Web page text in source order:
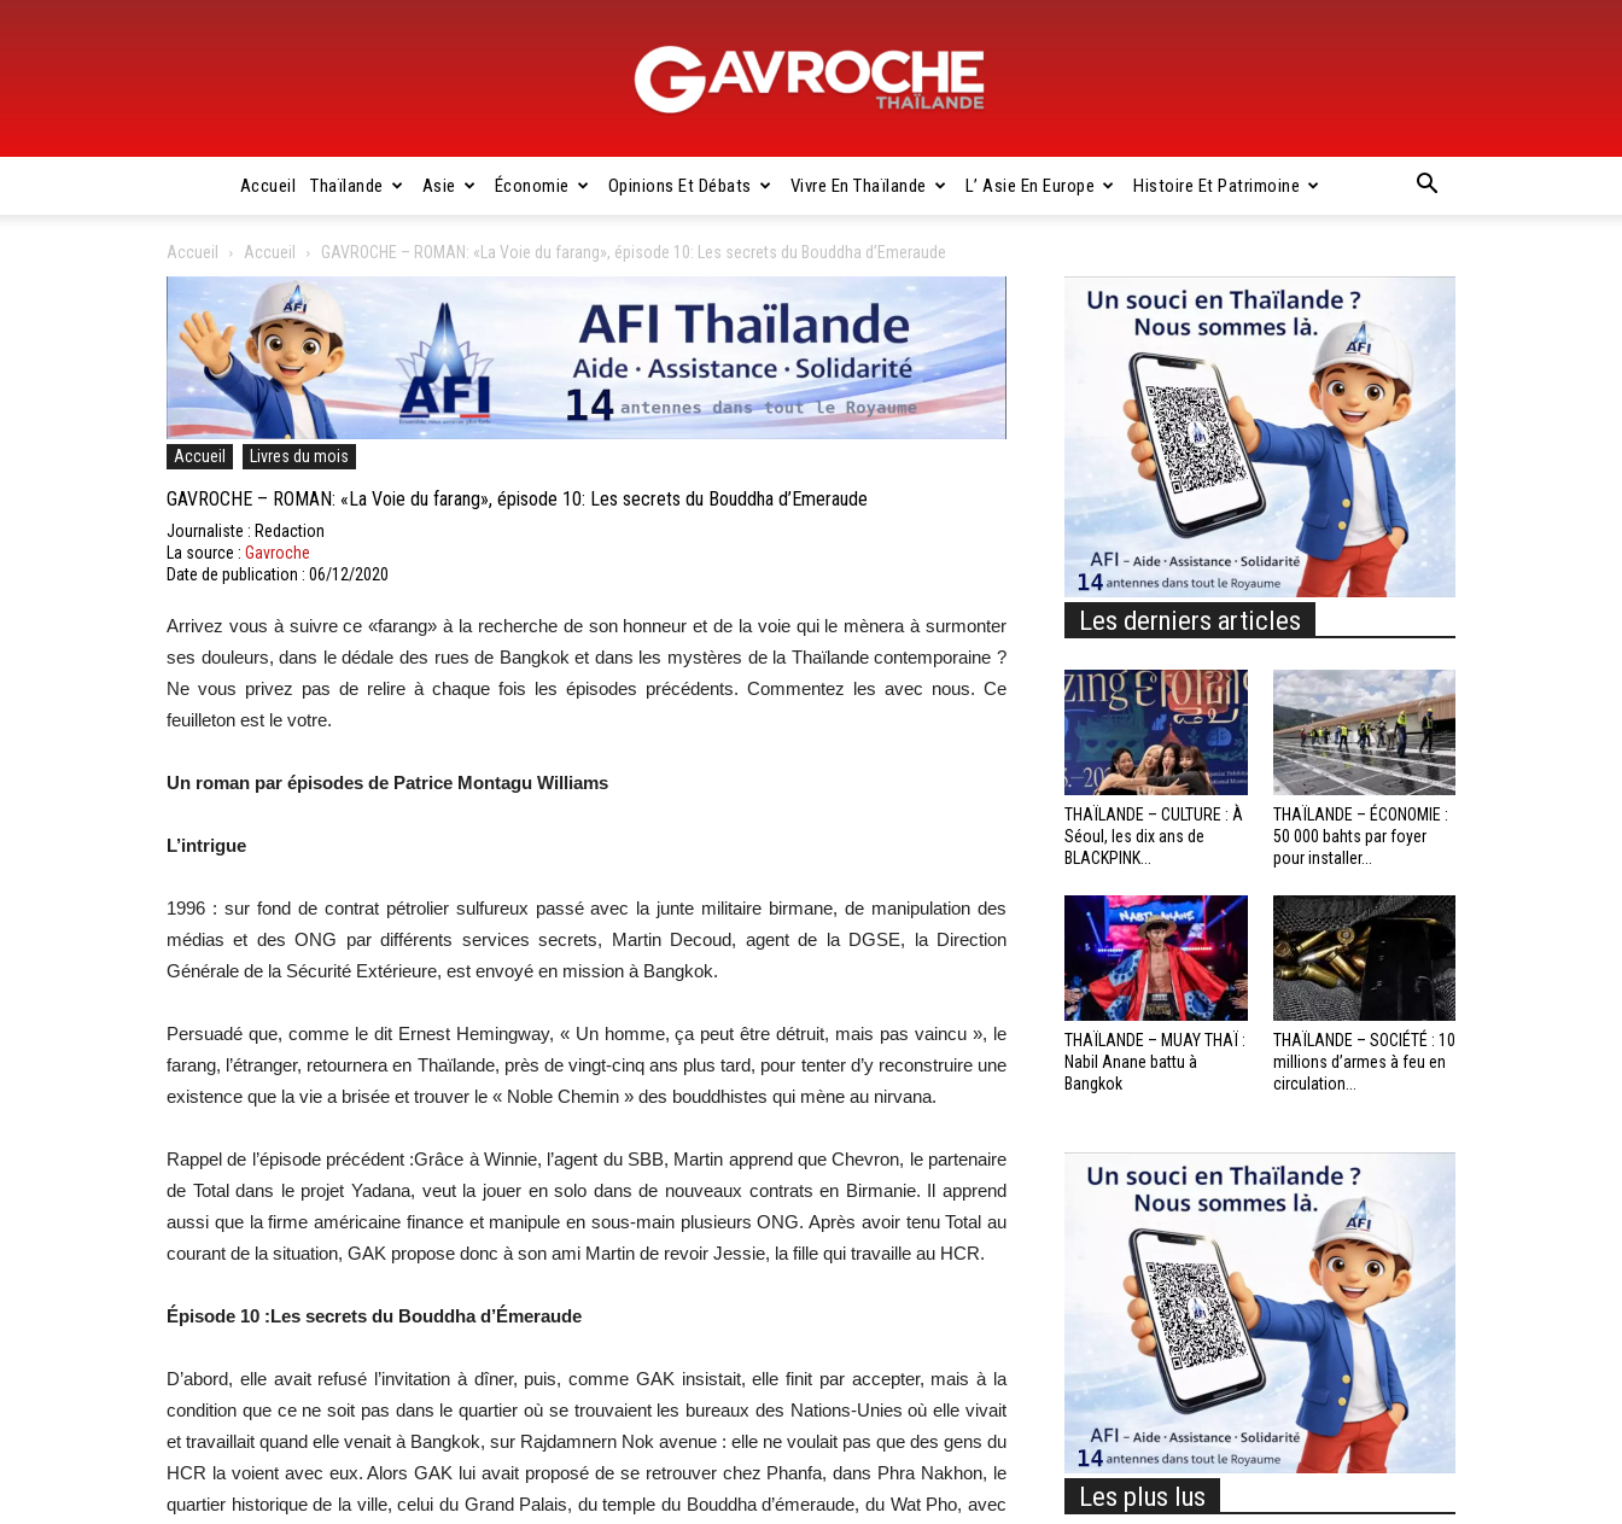
Gavroche
Thaïlande
Accueil Thaïlande Asie Économie Opinions Et Débats Vivre En Thaïlande L’ Asie En Europe Histoire Et Patrimoine
Accueil Accueil GAVROCHE – ROMAN: «La Voie du farang», épisode 10: Les secrets du Bouddha d’Emeraude
Accueil Livres du mois
GAVROCHE – ROMAN: «La Voie du farang», épisode 10: Les secrets du Bouddha d’Emeraude
Journaliste : Redaction
La source : Gavroche
Date de publication : 06/12/2020
Arrivez vous à suivre ce «farang» à la recherche de son honneur et de la voie qui le mènera à surmonter
ses douleurs, dans le dédale des rues de Bangkok et dans les mystères de la Thaïlande contemporaine ?
Ne vous privez pas de relire à chaque fois les épisodes précédents. Commentez les avec nous. Ce
feuilleton est le votre.
Un roman par épisodes de Patrice Montagu Williams
L’intrigue
1996 : sur fond de contrat pétrolier sulfureux passé avec la junte militaire birmane, de manipulation des
médias et des ONG par différents services secrets, Martin Decoud, agent de la DGSE, la Direction
Générale de la Sécurité Extérieure, est envoyé en mission à Bangkok.
Persuadé que, comme le dit Ernest Hemingway, « Un homme, ça peut être détruit, mais pas vaincu », le
farang, l’étranger, retournera en Thaïlande, près de vingt-cinq ans plus tard, pour tenter d’y reconstruire une
existence que la vie a brisée et trouver le « Noble Chemin » des bouddhistes qui mène au nirvana.
Rappel de l’épisode précédent :Grâce à Winnie, l’agent du SBB, Martin apprend que Chevron, le partenaire
de Total dans le projet Yadana, veut la jouer en solo dans de nouveaux contrats en Birmanie. Il apprend
aussi que la firme américaine finance et manipule en sous-main plusieurs ONG. Après avoir tenu Total au
courant de la situation, GAK propose donc à son ami Martin de revoir Jessie, la fille qui travaille au HCR.
Épisode 10 :Les secrets du Bouddha d’Émeraude
D’abord, elle avait refusé l’invitation à dîner, puis, comme GAK insistait, elle finit par accepter, mais à la
condition que ce ne soit pas dans le quartier où se trouvaient les bureaux des Nations-Unies où elle vivait
et travaillait quand elle venait à Bangkok, sur Rajdamnern Nok avenue : elle ne voulait pas que des gens du
HCR la voient avec eux. Alors GAK lui avait proposé de se retrouver chez Phanfa, dans Phra Nakhon, le
quartier historique de la ville, celui du Grand Palais, du temple du Bouddha d’émeraude, du Wat Pho, avec
Les derniers articles
THAÏLANDE – CULTURE : À
Séoul, les dix ans de
BLACKPINK...
THAÏLANDE – ÉCONOMIE :
50 000 bahts par foyer
pour installer...
THAÏLANDE – MUAY THAÏ :
Nabil Anane battu à
Bangkok
THAÏLANDE – SOCIÉTÉ : 10
millions d’armes à feu en
circulation...
Les plus lus